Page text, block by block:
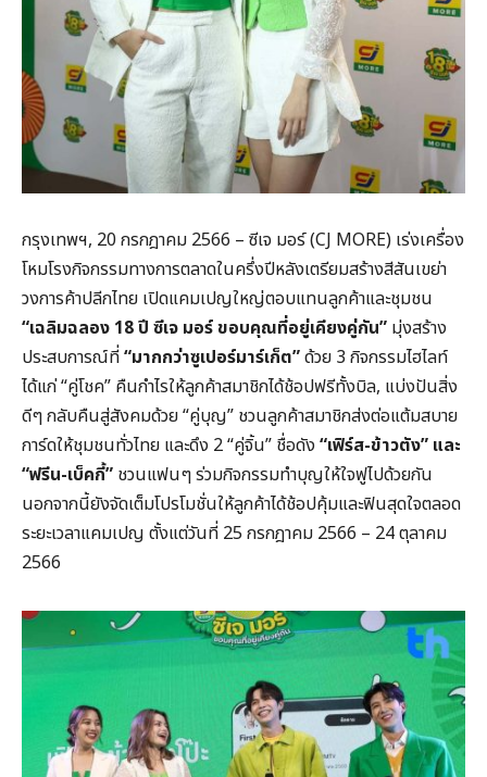
กรุงเทพฯ, 20 กรกฎาคม 2566 – ซีเจ มอร์ (CJ MORE) เร่งเครื่อง
โหมโรงกิจกรรมทางการตลาดในครึ่งปีหลังเตรียมสร้างสีสันเขย่า
วงการค้าปลีกไทย เปิดแคมเปญใหญ่ตอบแทนลูกค้าและชุมชน
“เฉลิมฉลอง 18 ปี ซีเจ มอร์ ขอบคุณที่อยู่เคียงคู่กัน” มุ่งสร้าง
ประสบการณ์ที่“มากกว่าซูเปอร์มาร์เก็ต”ด้วย 3 กิจกรรมไฮไลท์
ได้แก่ “คู่โชค” คืนกำไรให้ลูกค้าสมาชิกได้ช้อปฟรีทั้งบิล, แบ่งปันสิ่ง
ดีๆ กลับคืนสู่สังคมด้วย “คู่บุญ” ชวนลูกค้าสมาชิกส่งต่อแต้มสบาย
การ์ดให้ชุมชนทั่วไทย และดึง 2 “คู่จิ้น” ชื่อดัง “เฟิร์ส-ข้าวตัง” และ
“ฟรีน-เบ็คกี้” ชวนแฟนๆ ร่วมกิจกรรมทำบุญให้ใจฟูไปด้วยกัน
นอกจากนี้ยังจัดเต็มโปรโมชั่นให้ลูกค้าได้ช้อปคุ้มและฟินสุดใจตลอด
ระยะเวลาแคมเปญ ตั้งแต่วันที่ 25 กรกฎาคม 2566 – 24 ตุลาคม
2566